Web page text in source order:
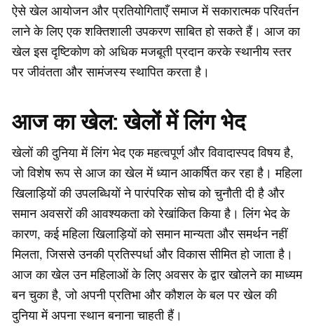
ऐसे खेल आयोजन और प्रतियोगिताएँ समाज में सकारात्मक परिवर्तन
लाने के लिए एक शक्तिशाली उपकरण साबित हो सकते हैं। आज का
खेल इस दृष्टिकोण को अधिक मजबूती प्रदान करके स्थानीय स्तर
पर जीवंतता और सामंजस्य स्थापित करता है।
आज का खेल: खेलों में लिंग भेद
खेलों की दुनिया में लिंग भेद एक महत्वपूर्ण और विवादास्पद विषय है,
जो विशेष रूप से आज का खेल में ध्यान आकर्षित कर रहा है। महिला
खिलाड़ियों की उपलब्धियों ने पारंपरिक सोच को चुनौती दी है और
समान अवसरों की आवश्यकता को रेखांकित किया है। लिंग भेद के
कारण, कई महिला खिलाड़ियों को समान मान्यता और समर्थन नहीं
मिलता, जिससे उनकी प्रतिस्पर्धा और विकास सीमित हो जाता है।
आज का खेल उन महिलाओं के लिए अवसर के द्वार खोलने का माध्यम
बन चुका है, जो अपनी प्रतिभा और कौशल के बल पर खेल की
दुनिया में अपना स्थान बनाना चाहती हैं।